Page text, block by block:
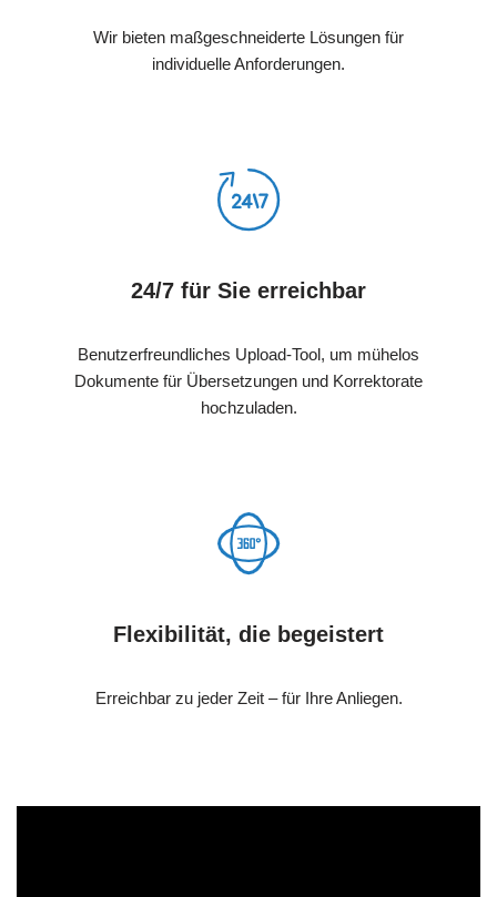
Wir bieten maßgeschneiderte Lösungen für
individuelle Anforderungen.
24/7 für Sie erreichbar
Benutzerfreundliches Upload-Tool, um mühelos
Dokumente für Übersetzungen und Korrektorate
hochzuladen.
Flexibilität, die begeistert
Erreichbar zu jeder Zeit – für Ihre Anliegen.